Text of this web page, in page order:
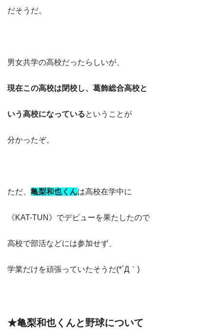
だそうだ。
男女共学の高校だったらしいが、
現在この高校は閉校し、葛飾総合高校と
いう高校になっているということが
分かったぞ。
ただ、 亀梨和也くんは高校在学中に
《KAT-TUN》でデビューを果たしたので
高校で部活などには参加せず、
学業だけを頑張っていたそうだ(*´Д｀)
★亀梨和也くんと野球について